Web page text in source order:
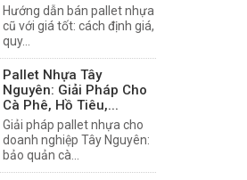
Hướng dẫn bán pallet nhựa
cũ với giá tốt: cách định giá,
quy...
Pallet Nhựa Tây
Nguyên: Giải Pháp Cho
Cà Phê, Hồ Tiêu,...
Giải pháp pallet nhựa cho
doanh nghiệp Tây Nguyên:
bảo quản cà...